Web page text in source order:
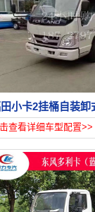
小卡2挂桶自装卸
查看详细车型配置>>